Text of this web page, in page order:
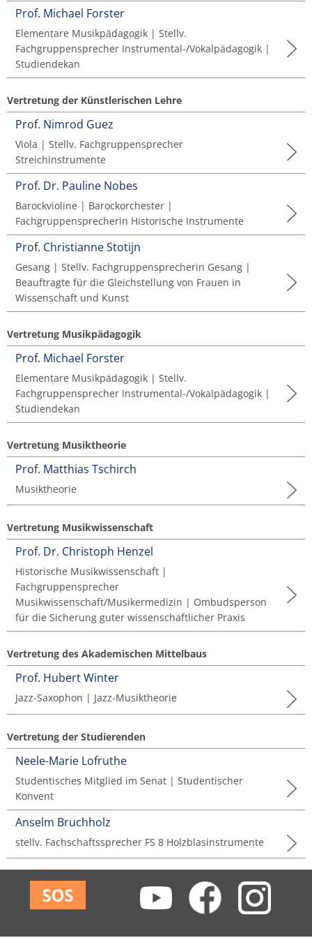
Prof. Michael Forster
Elementare Musikpädagogik | Stellv.
Fachgruppensprecher Instrumental-/Vokalpädagogik |
Studiendekan
Vertretung der Künstlerischen Lehre
Prof. Nimrod Guez
Viola | Stellv. Fachgruppensprecher
Streichinstrumente
Prof. Dr. Pauline Nobes
Barockvioline | Barockorchester |
Fachgruppensprecherin Historische Instrumente
Prof. Christianne Stotijn
Gesang | Stellv. Fachgruppensprecherin Gesang |
Beauftragte für die Gleichstellung von Frauen in
Wissenschaft und Kunst
Vertretung Musikpädagogik
Prof. Michael Forster
Elementare Musikpädagogik | Stellv.
Fachgruppensprecher Instrumental-/Vokalpädagogik |
Studiendekan
Vertretung Musiktheorie
Prof. Matthias Tschirch
Musiktheorie
Vertretung Musikwissenschaft
Prof. Dr. Christoph Henzel
Historische Musikwissenschaft |
Fachgruppensprecher
Musikwissenschaft/Musikermedizin | Ombudsperson
für die Sicherung guter wissenschaftlicher Praxis
Vertretung des Akademischen Mittelbaus
Prof. Hubert Winter
Jazz-Saxophon | Jazz-Musiktheorie
Vertretung der Studierenden
Neele-Marie Lofruthe
Studentisches Mitglied im Senat | Studentischer
Konvent
Anselm Bruchholz
stellv. Fachschaftssprecher FS 8 Holzblasinstrumente
Musiktheaterkorrepetition
Musiktheorie
Percussion
Streichinstrumente
Master of Music in Performance
Master of Music in Performance and Pedagogy
Günther Wich
Johannes Wolf
Musikwissenschaft/Musikermedizin
Fachgruppe Musikpädagogik Lehramt
Fachgruppe Streichinstrumente